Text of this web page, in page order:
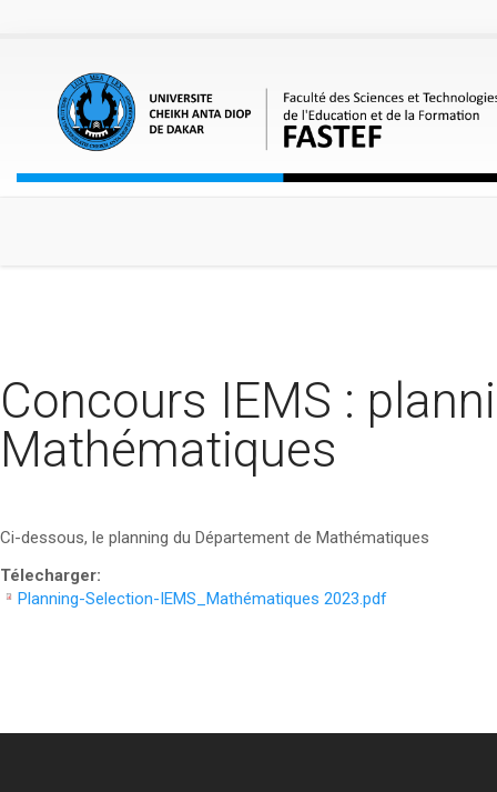
Concours IEMS :
Mathématiques
Ci-dessous, le planning du Département de Mathématiques
Télecharger:
Planning-Selection-IEMS_Mathématiques 2023.pdf